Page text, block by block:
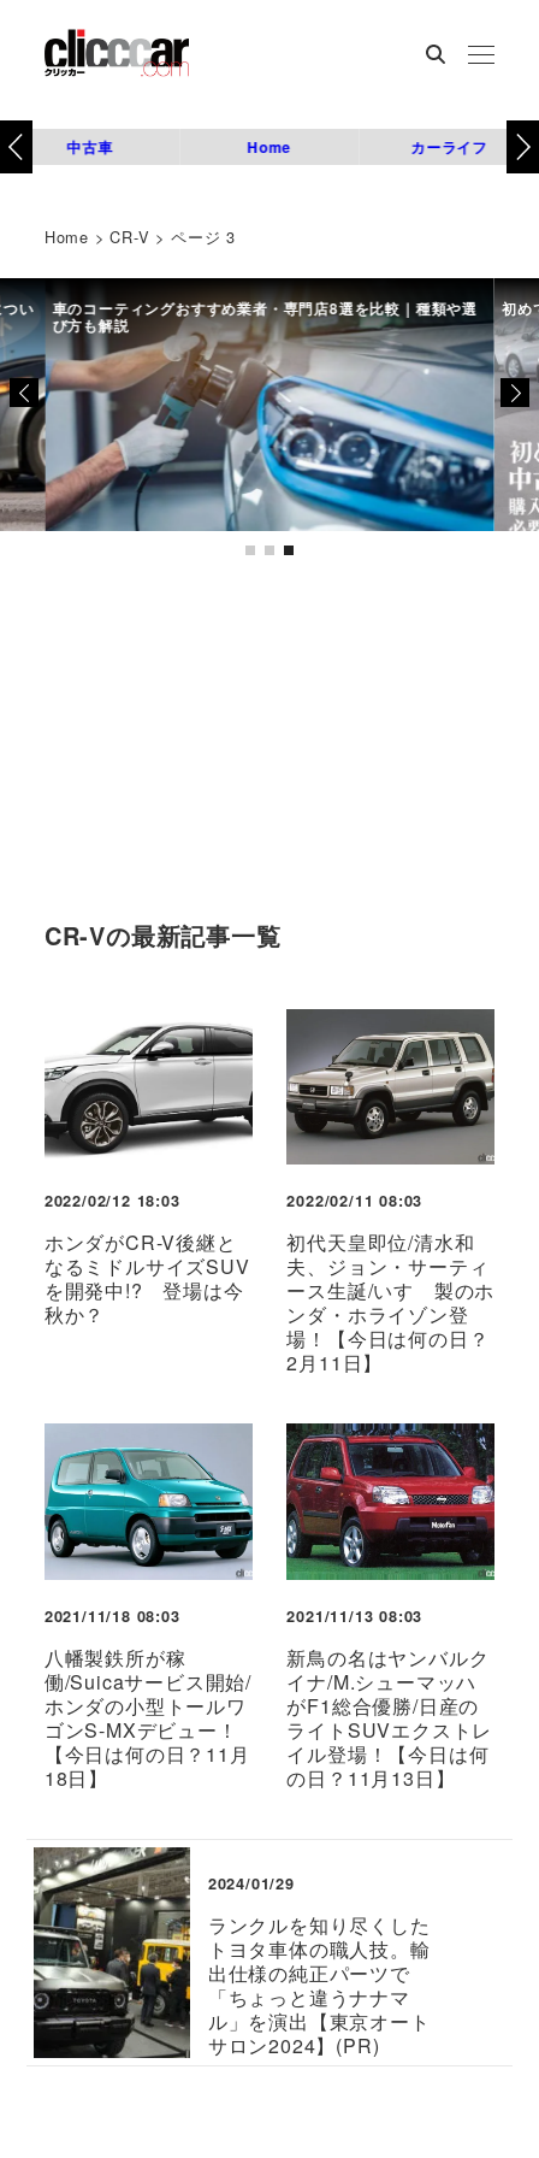
中古車 Home カーライフ
Home >CR-V >ページ 3
い 車のコーティングおすすめ業者・専門店8選を比較｜種類や選
び方も解説
初め
CR-Vの最新記事一覧
2022/02/12 18:03
ホンダがCR-V後継と
なるミドルサイズSUV
を開発中!? 登場は今
秋か？
2022/02/11 08:03
初代天皇即位/清水和
夫、ジョン・サーティ
ース生誕/いすゞ製のホ
ンダ・ホライゾン登
場！【今日は何の日？
2月11日】
2021/11/18 08:03
八幡製鉄所が稼
働/Suicaサービス開始/
ホンダの小型トールワ
ゴンS-MXデビュー！
【今日は何の日？11月
18日】
2021/11/13 08:03
新鳥の名はヤンバルク
イナ/M.シューマッハ
がF1総合優勝/日産の
ライトSUVエクストレ
イル登場！【今日は何
の日？11月13日】
2024/01/29
ランクルを知り尽くした
トヨタ車体の職人技。輸
出仕様の純正パーツで
「ちょっと違うナナマ
ル」を演出【東京オート
サロン2024】(PR)